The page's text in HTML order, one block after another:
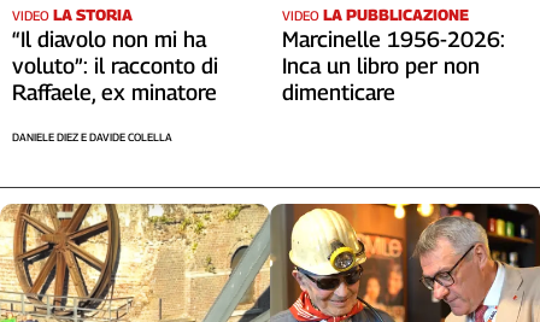
VIDEO LA STORIA
“Il diavolo non mi ha
voluto”: il racconto di
Raffaele, ex minatore
DANIELE DIEZ E DAVIDE COLELLA
VIDEO LA PUBBLICAZIONE
Marcinelle 1956-2026:
Inca un libro per non
dimenticare